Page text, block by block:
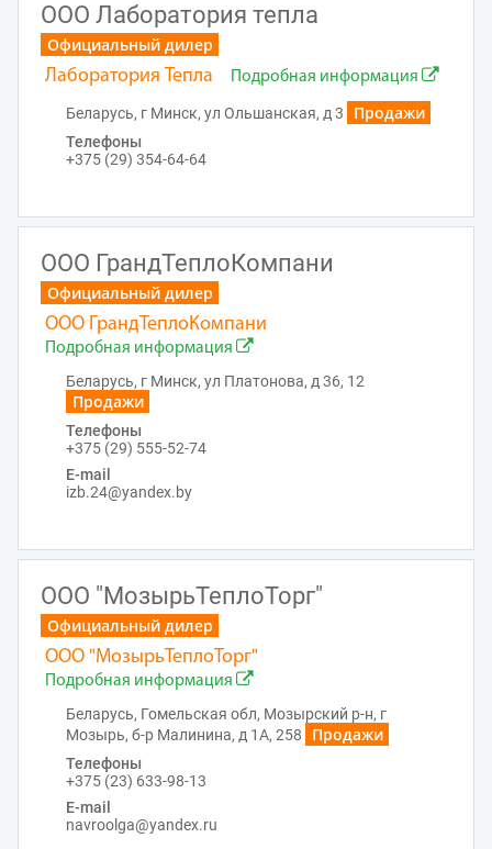
ООО Лаборатория тепла
Официальный дилер
Лаборатория Тепла
Подробная информация
Беларусь, г Минск, ул Ольшанская, д 3 Продажи
Телефоны
+375 (29) 354-64-64
ООО ГрандТеплоКомпани
Официальный дилер
ООО ГрандТеплоКомпани
Подробная информация
Беларусь, г Минск, ул Платонова, д 36, 12
Продажи
Телефоны
+375 (29) 555-52-74
E-mail
izb.24@yandex.by
ООО "МозырьТеплоТорг"
Официальный дилер
ООО "МозырьТеплоТорг"
Подробная информация
Беларусь, Гомельская обл, Мозырский р-н, г
Мозырь, б-р Малинина, д 1А, 258
Продажи
Телефоны
+375 (23) 633-98-13
E-mail
navroolga@yandex.ru